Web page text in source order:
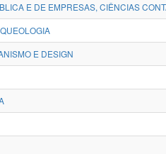
E DE EMPRESAS, CIÊNCIAS
E DESIGN